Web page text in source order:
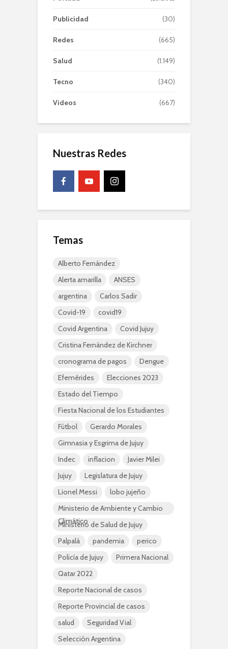
Publicidad (30)
Redes (665)
Salud (1.149)
Tecno (340)
Videos (667)
Nuestras Redes
Temas
Alberto Fernández
Alerta amarilla
ANSES
argentina
Carlos Sadir
Covid-19
covid19
Covid Argentina
Covid Jujuy
Cristina Fernández de Kirchner
cronograma de pagos
Dengue
Efemérides
Elecciones 2023
Estado del Tiempo
Fiesta Nacional de los Estudiantes
Fútbol
Gerardo Morales
Gimnasia y Esgrima de Jujuy
Indec
inflacion
Javier Milei
Jujuy
Legislatura de Jujuy
Lionel Messi
lobo jujeño
Ministerio de Ambiente y Cambio
Climático
Ministerio de Salud de Jujuy
Palpalá
pandemia
perico
Policía de Jujuy
Primera Nacional
Qatar 2022
Reporte Nacional de casos
Reporte Provincial de casos
salud
Seguridad Vial
Selección Argentina